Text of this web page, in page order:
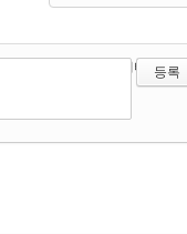
에디터 선택하